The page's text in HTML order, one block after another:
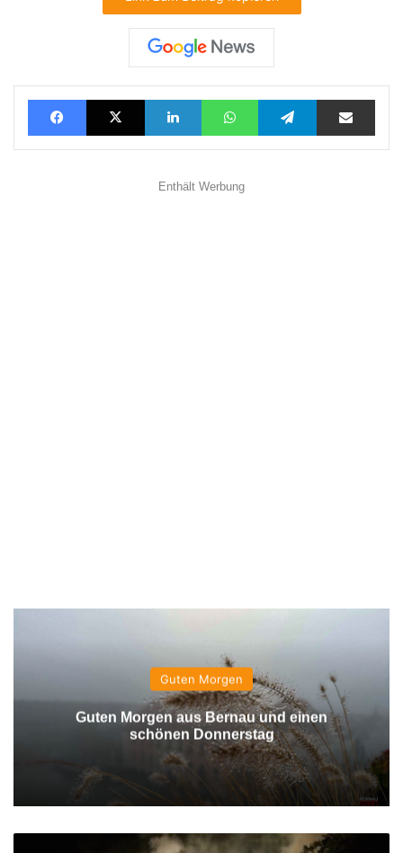
FacebookX LinkedInWhatsAppTelegramTeilen via E-Mail
Enthält Werbung
Guten Morgen
Guten Morgen aus Bernau und einen
schönen Donnerstag